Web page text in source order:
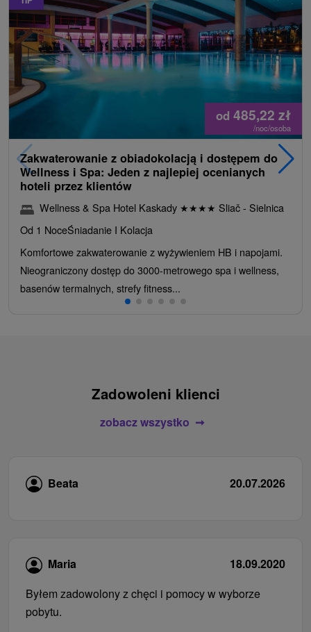
od 485,22 zł
/noc/osoba
Zakwaterowanie z obiadokolacją i dostępem do
Wellness i Spa: Jeden z najlepiej ocenianych
hoteli przez klientów
Wellness & Spa Hotel Kaskady ★★★★ Sliač - Sielnica
Od 1 NoceŚniadanie I Kolacja
Komfortowe zakwaterowanie z wyżywieniem HB i napojami.
Nieograniczony dostęp do 3000-metrowego spa i wellness,
basenów termalnych, strefy fitness...
Zadowoleni klienci
zobacz wszystko
Beata 20.07.2026
Maria
18.09.2020
Byłem zadowolony z chęci i pomocy w wyborze
pobytu.